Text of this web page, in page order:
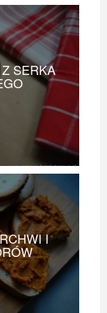
SERKA
I